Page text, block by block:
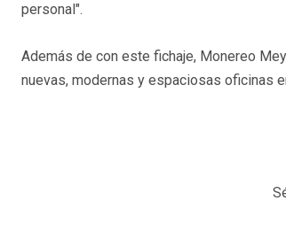
personal".
Además de con este fichaje, Monereo
nuevas, modernas y espaciosas oficinas